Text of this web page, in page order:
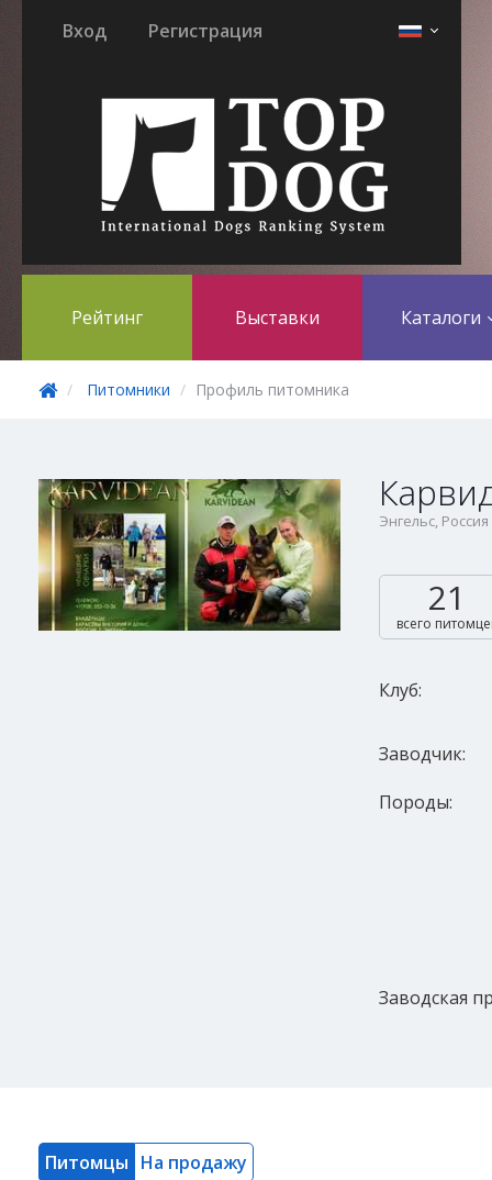
Вход Регистрация
Рейтинг Выставки Каталоги
Питомники Профиль питомника
Энгельс, Россия
21
всего
Клуб:
Заводчик:
Породы:
Заводская
Питомцы На продажу